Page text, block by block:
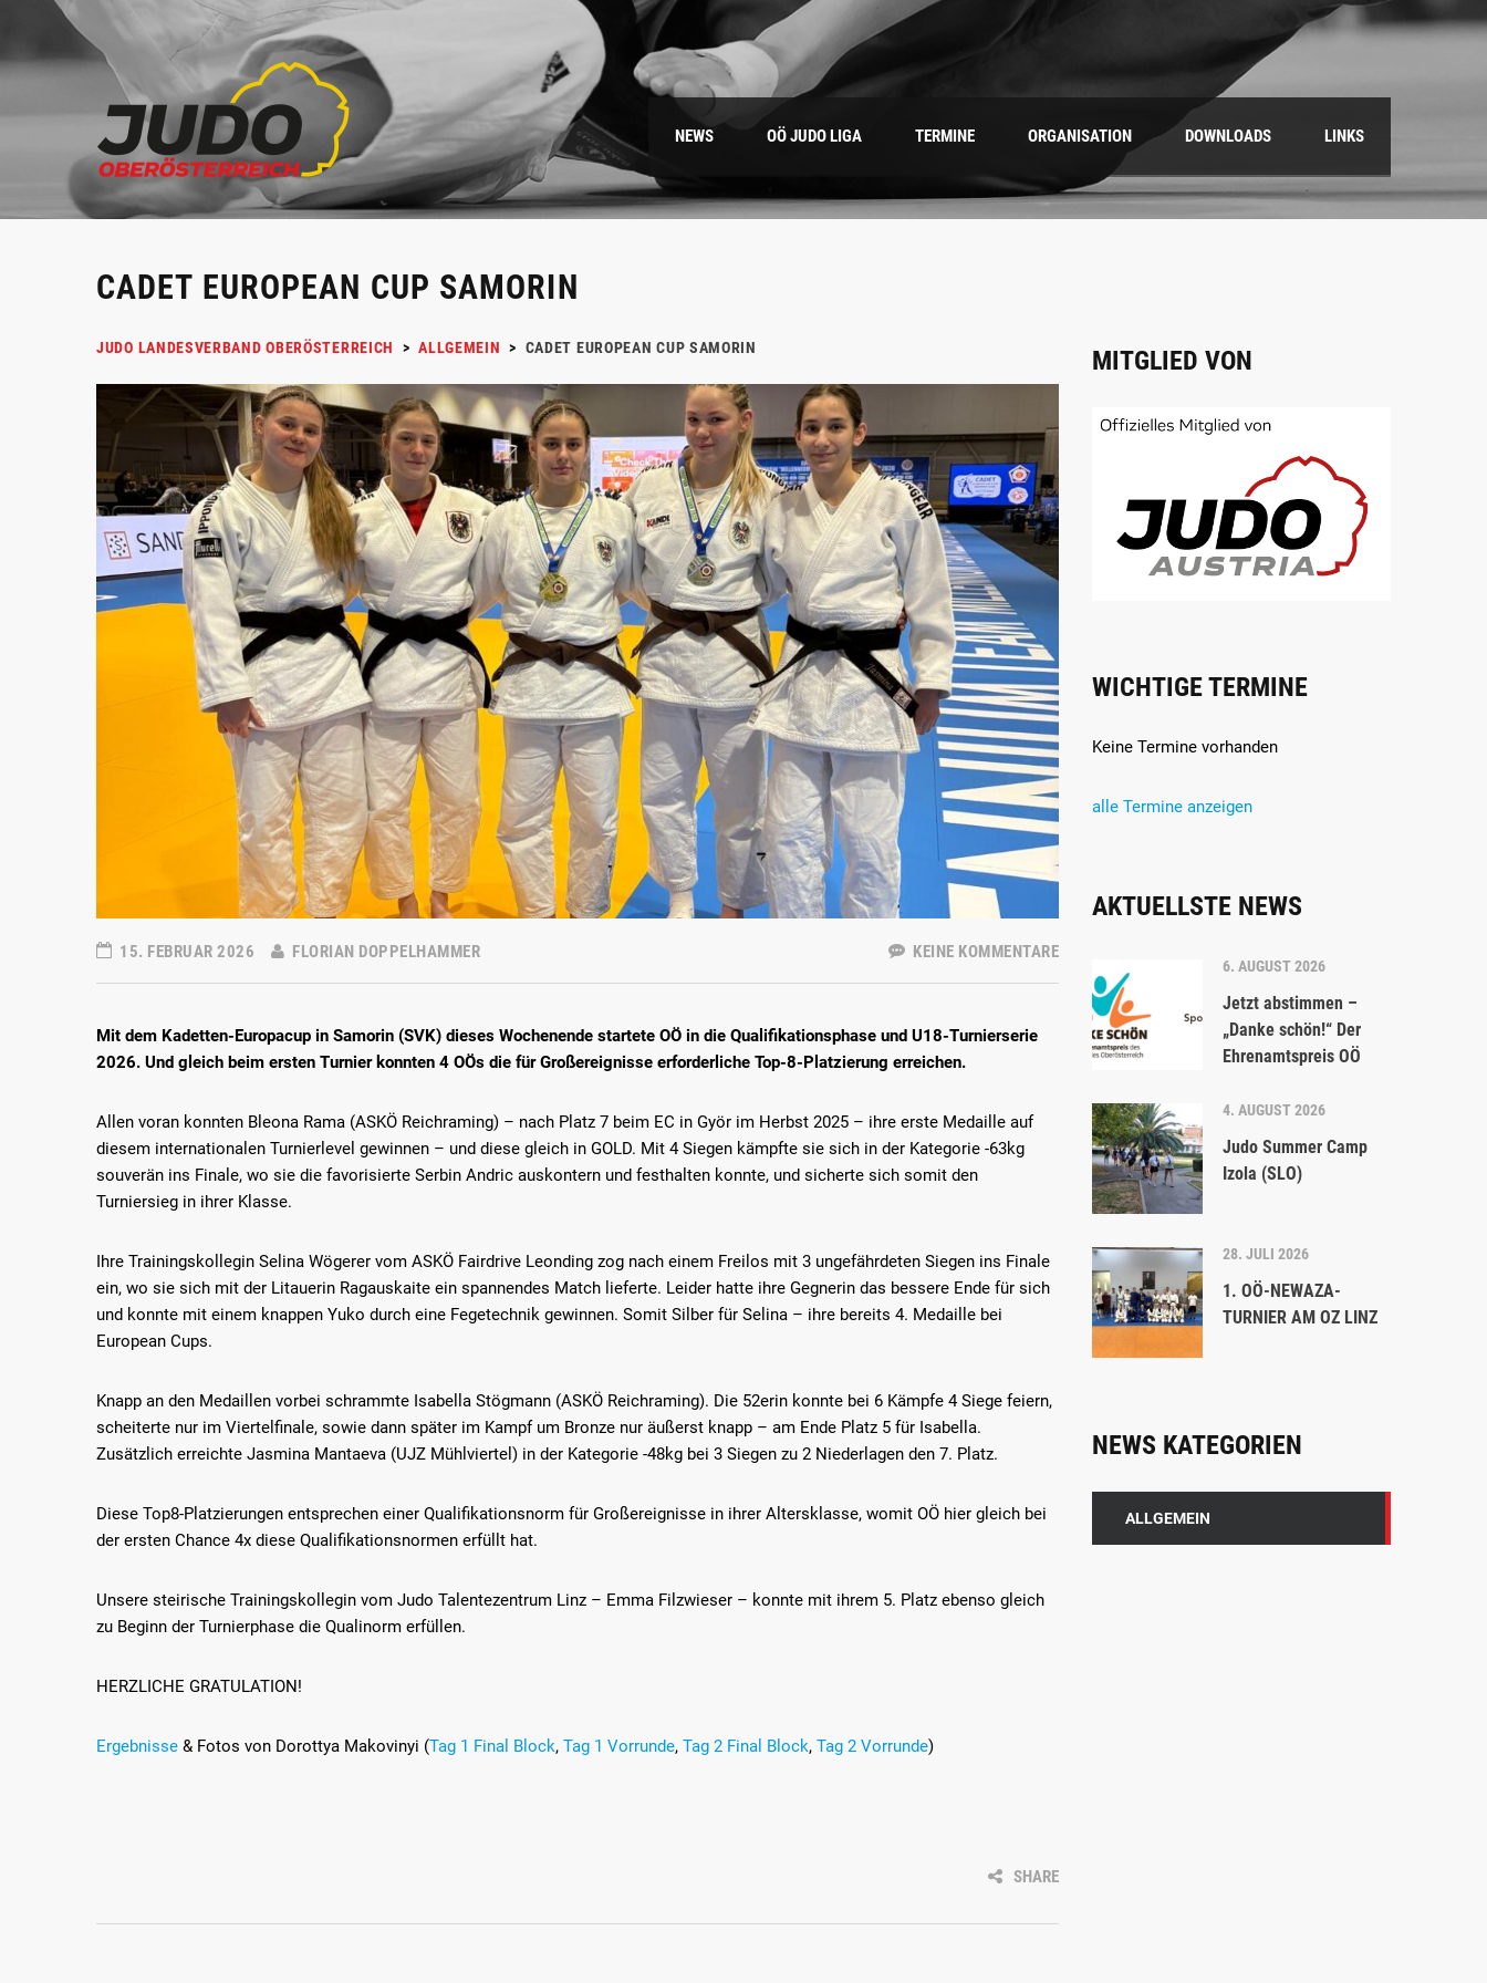
NEWS OÖ JUDO LIGA TERMINE ORGANISATION DOWNLOADS LINKS
CADET EUROPEAN CUP SAMORIN
JUDO LANDESVERBAND OBERÖSTERREICH > ALLGEMEIN > CADET EUROPEAN CUP SAMORIN
15. FEBRUAR 2026 FLORIAN DOPPELHAMMER KEINE KOMMENTARE
Mit dem Kadetten-Europacup in Samorin (SVK) dieses Wochenende startete OÖ in die Qualifikationsphase und U18-Turnierserie
2026. Und gleich beim ersten Turnier konnten 4 OÖs die für Großereignisse erforderliche Top-8-Platzierung erreichen.
Allen voran konnten Bleona Rama (ASKÖ Reichraming) – nach Platz 7 beim EC in Györ im Herbst 2025 – ihre erste Medaille auf
diesem internationalen Turnierlevel gewinnen – und diese gleich in GOLD. Mit 4 Siegen kämpfte sie sich in der Kategorie -63kg
souverän ins Finale, wo sie die favorisierte Serbin Andric auskontern und festhalten konnte, und sicherte sich somit den
Turniersieg in ihrer Klasse.
Ihre Trainingskollegin Selina Wögerer vom ASKÖ Fairdrive Leonding zog nach einem Freilos mit 3 ungefährdeten Siegen ins Finale
ein, wo sie sich mit der Litauerin Ragauskaite ein spannendes Match lieferte. Leider hatte ihre Gegnerin das bessere Ende für sich
und konnte mit einem knappen Yuko durch eine Fegetechnik gewinnen. Somit Silber für Selina – ihre bereits 4. Medaille bei
European Cups.
Knapp an den Medaillen vorbei schrammte Isabella Stögmann (ASKÖ Reichraming). Die 52erin konnte bei 6 Kämpfe 4 Siege feiern,
scheiterte nur im Viertelfinale, sowie dann später im Kampf um Bronze nur äußerst knapp – am Ende Platz 5 für Isabella.
Zusätzlich erreichte Jasmina Mantaeva (UJZ Mühlviertel) in der Kategorie -48kg bei 3 Siegen zu 2 Niederlagen den 7. Platz.
Diese Top8-Platzierungen entsprechen einer Qualifikationsnorm für Großereignisse in ihrer Altersklasse, womit OÖ hier gleich bei
der ersten Chance 4x diese Qualifikationsnormen erfüllt hat.
Unsere steirische Trainingskollegin vom Judo Talentezentrum Linz – Emma Filzwieser – konnte mit ihrem 5. Platz ebenso gleich
zu Beginn der Turnierphase die Qualinorm erfüllen.
HERZLICHE GRATULATION!
Ergebnisse & Fotos von Dorottya Makovinyi (Tag 1 Final Block, Tag 1 Vorrunde, Tag 2 Final Block, Tag 2 Vorrunde)
SHARE
MITGLIED VON
WICHTIGE TERMINE
Keine Termine vorhanden
alle Termine anzeigen
AKTUELLSTE NEWS
6. AUGUST 2026
Jetzt abstimmen –
„Danke schön!“ Der
Ehrenamtspreis OÖ
4. AUGUST 2026
Judo Summer Camp
Izola (SLO)
28. JULI 2026
1. OÖ-NEWAZA-
TURNIER AM OZ LINZ
NEWS KATEGORIEN
ALLGEMEIN